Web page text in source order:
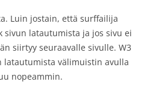
Luin jostain, että surffailija
sivun latautumista ja jos sivu ei
siirtyy seuraavalle sivulle. W3
latautumista välimuistin avulla
nopeammin.